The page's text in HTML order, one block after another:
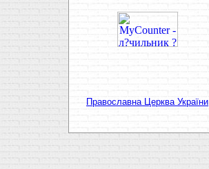
Православна Церква України